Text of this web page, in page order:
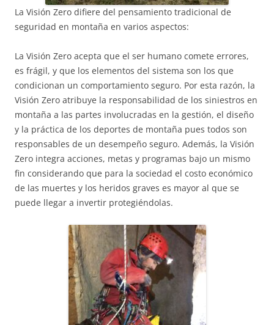
La Visión Zero difiere del pensamiento tradicional de
seguridad en montaña en varios aspectos:
La Visión Zero acepta que el ser humano comete errores,
es frágil, y que los elementos del sistema son los que
condicionan un comportamiento seguro. Por esta razón, la
Visión Zero atribuye la responsabilidad de los siniestros en
montaña a las partes involucradas en la gestión, el diseño
y la práctica de los deportes de montaña pues todos son
responsables de un desempeño seguro. Además, la Visión
Zero integra acciones, metas y programas bajo un mismo
fin considerando que para la sociedad el costo económico
de las muertes y los heridos graves es mayor al que se
puede llegar a invertir protegiéndolas.